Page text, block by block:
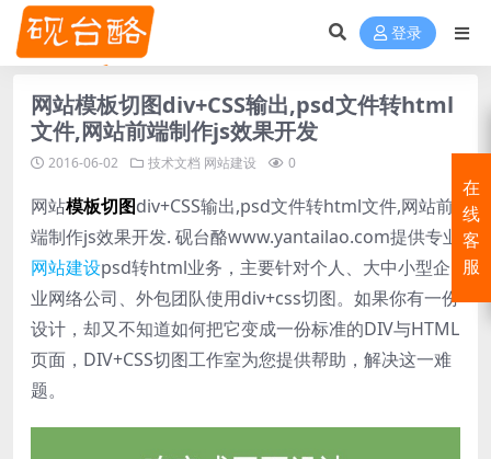
登录
网站模板切图div+CSS输出,psd文件转html
文件,网站前端制作js效果开发
2016-06-02 技术文档 网站建设 0
网站模板切图div+CSS输出,psd文件转html文件,网站前
端制作js效果开发. 砚台酪www.yantailao.com提供专业
网站建设psd转html业务，主要针对个人、大中小型企
业网络公司、外包团队使用div+css切图。如果你有一份
设计，却又不知道如何把它变成一份标准的DIV与HTML
页面，DIV+CSS切图工作室为您提供帮助，解决这一难
题。
在
线
客
服